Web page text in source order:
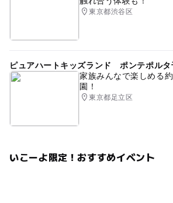
東京都渋谷区
ピュアハートキッズランド ポンテポルタ
家族みんなで楽しめる
園！
東京都足立区
いこーよ限定！おすすめイベント